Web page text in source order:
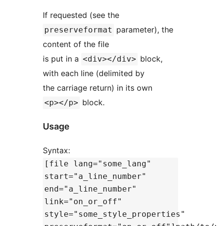
If requested (see the
preserveformat parameter), the
content of the file
is put in a <div></div> block,
with each line (delimited by
the carriage return) in its own
<p></p> block.
Usage
Syntax:
[file lang="some_lang"
start="a_line_number"
end="a_line_number"
link="on_or_off"
style="some_style_properties"